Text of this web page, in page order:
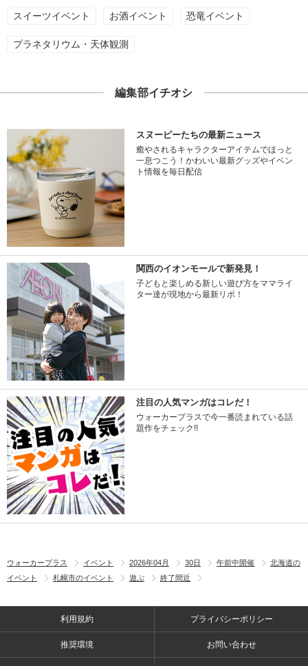
スイーツイベント お酒イベント 恐竜イベント
プラネタリウム・天体観測
編集部イチオシ
スヌーピーたちの最新ニュース
癒やされるキャラクターアイテムでほっと
一息つこう！かわいい最新グッズやイベン
ト情報を毎日配信
関西のイオンモールで新発見！
子どもと楽しめる新しい遊び方をママライ
ター達が現地から最新リポ！
注目の人気マンガはコレだ！
ウォーカープラスで今一番読まれている話
題作をチェック!!
ウォーカープラス イベント 2026年04月 30日 午前中開催
北海道の
イベント
札幌市のイベント 遊ぶ 終了間近
利用規約 プライバシーポリシー
推奨環境 お問い合わせ